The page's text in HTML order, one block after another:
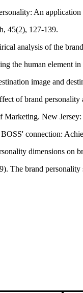
An
45(2), 127-139.
analysis of the
the human element
image and
of brand personality
New Jersey:
connection:
dimensions on
The brand